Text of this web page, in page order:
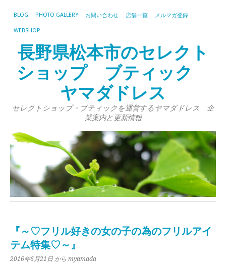
BLOG PHOTO GALLERY お問い合わせ 店舗一覧 メルマガ登録
WEBSHOP
長野県松本市のセレクト
ショップ ブティック
ヤマダドレス
セレクトショップ・ブティックを運営するヤマダドレス 企
業案内と更新情報
『～♡フリル好きの女の子の為のフリルアイ
テム特集♡～』
2016年6月21日 から myamada